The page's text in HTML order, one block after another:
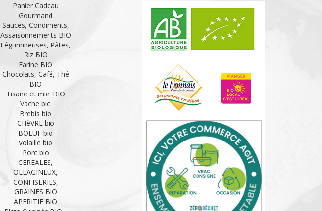
Panier Cadeau
Gourmand
Sauces, Condiments,
Assaisonnements BIO
Légumineuses, Pâtes,
Riz BIO
Farine BIO
Chocolats, Café, Thé
BIO
Tisane et miel BIO
Vache bio
Brebis bio
CHèVRE bio
BOEUF bio
Volaille bio
Porc bio
CEREALES,
OLEAGINEUX,
CONFISERIES,
GRAINES BIO
APERITIF BIO